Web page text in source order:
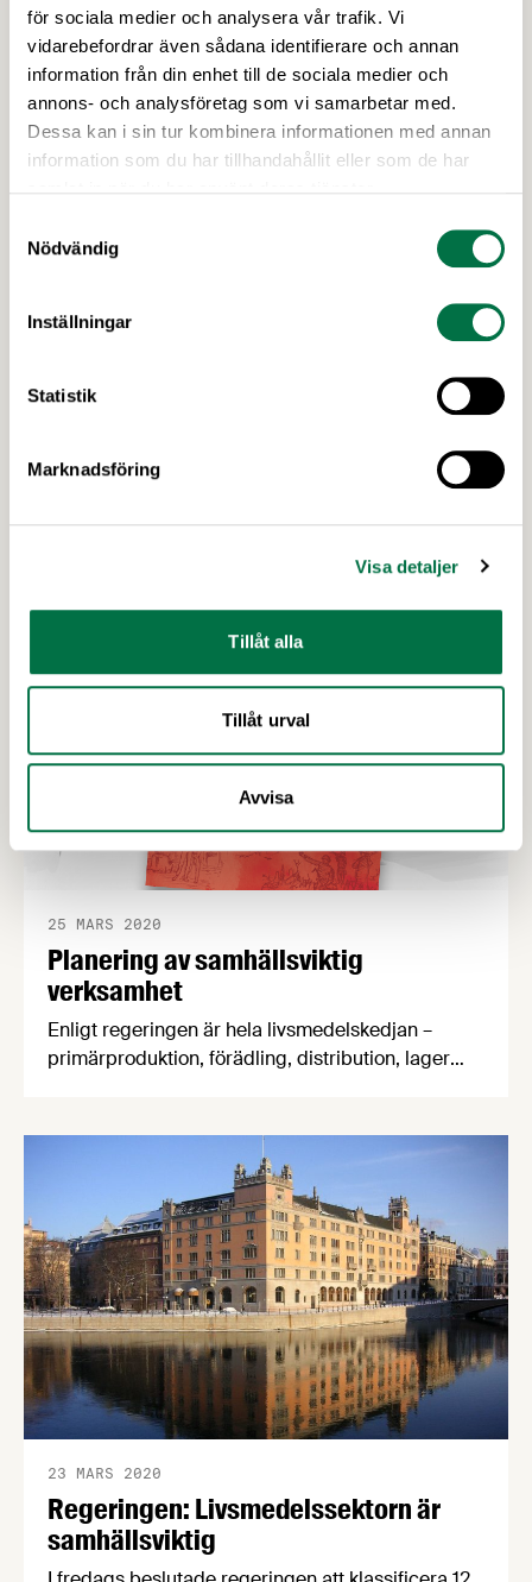
för sociala medier och analysera vår trafik. Vi
vidarebefordrar även sådana identifierare och annan
information från din enhet till de sociala medier och
annons- och analysföretag som vi samarbetar med.
Dessa kan i sin tur kombinera informationen med annan
information som du har tillhandahållit eller som de har
Nödvändig
Inställningar
Statistik
Marknadsföring
Visa detaljer
Tillåt alla
Tillåt urval
Avvisa
Kan ditt företag hjälpa till? Hör av dig
Vill och kan ditt företag hjälpa till i coronakrisen?
Har ni skyddsutrustning över eller kan ni ställa om
produktionen? I så fall kan du höra av dig till MSB
Planering av samhällsviktig
verksamhet
25 MARS 2020
Enligt regeringen är hela livsmedelskedjan –
primärproduktion, förädling, distribution, lager
verksamhet fortsätta i så hög utsträckning som
möjligt. Informationen om vad detta innebär rent
praktiskt är än så länge knapphändig, men
företagen bör redan nu börja planera så gott det
går.
Regeringen: Livsmedelssektorn är
samhällsviktig
23 MARS 2020